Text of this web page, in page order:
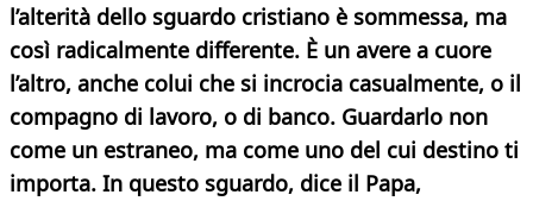
l’alterità dello sguardo cristiano è sommessa, ma
così radicalmente differente. È un avere a cuore
l’altro, anche colui che si incrocia casualmente, o il
compagno di lavoro, o di banco. Guardarlo non
come un estraneo, ma come uno del cui destino ti
importa. In questo sguardo, dice il Papa,